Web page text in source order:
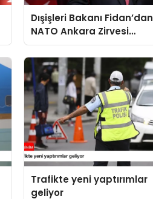
Dışişleri Bakanı Fidan’dan
NATO Ankara Zirvesi
açıklaması
Trafikte yeni yaptırımlar
geliyor